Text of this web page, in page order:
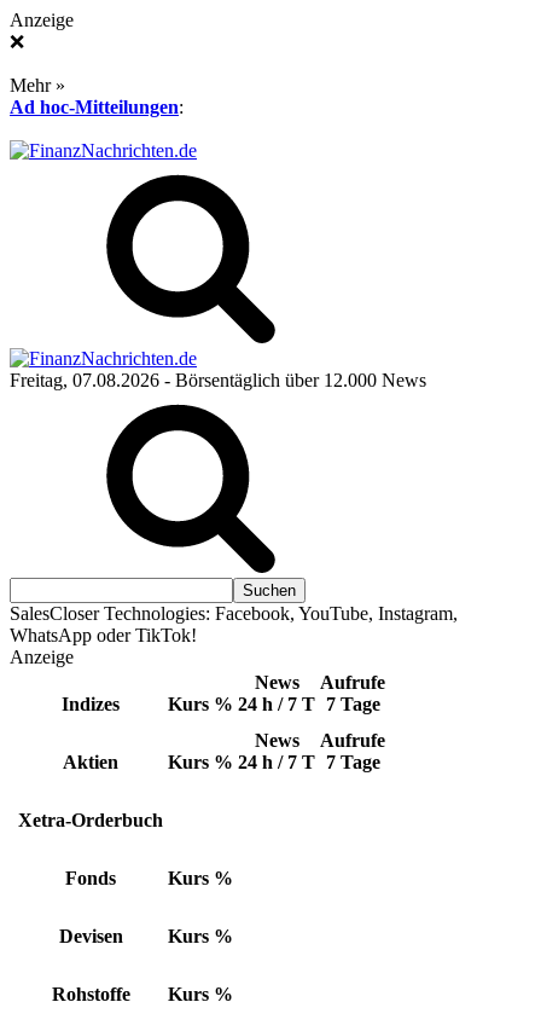
Anzeige
❌
Mehr »
Ad hoc-Mitteilungen:
Freitag, 07.08.2026 - Börsentäglich über 12.000 News
SalesCloser Technologies: Facebook, YouTube, Instagram,
WhatsApp oder TikTok!
Anzeige
Indizes Kurs %
News
24 h / 7 T
Aufrufe
7 Tage
Aktien Kurs %
News
24 h / 7 T
Aufrufe
7 Tage
Xetra-Orderbuch
Fonds Kurs %
Devisen Kurs %
Rohstoffe Kurs %